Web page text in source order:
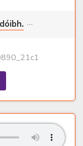
dóibh. ···